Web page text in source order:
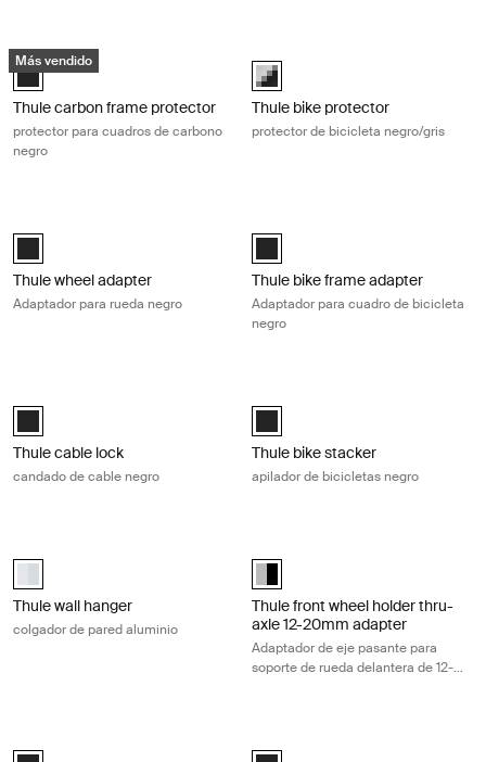
Thule carbon frame protector protector para cuadros de carbono
Más vendido
Thule carbon frame protector Negro (selected)
Thule carbon frame protector
protector para cuadros de carbono
negro
black/gray (selected)
Thule bike protector
protector de bicicleta negro/gris
Black (selected)
Thule wheel adapter
Adaptador para rueda negro
Black (selected)
Thule bike frame adapter
Adaptador para cuadro de bicicleta
negro
Thule cable lock Negro (selected)
Thule cable lock
candado de cable negro
Thule bike stacker Negro
Thule bike stacker
apilador de bicicletas negro
aluminium (selected)
Thule wall hanger
colgador de pared aluminio
Thule front wheel holder thru-
Thule front wheel holder thru-
axle 12-20mm adapter
Adaptador de eje pasante para
soporte de rueda delantera de 12-
Thule FastRide & TopRide thru-axle adapter 20x110 mm Negro
Thule FastRide 9-15mm axle